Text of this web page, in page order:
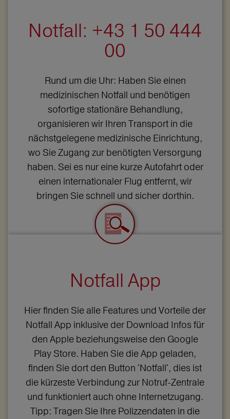
Notfall: +43 1 50 444
00
Rund um die Uhr: Haben Sie einen
medizinischen Notfall und benötigen
sofortige stationäre Behandlung,
organisieren wir Ihren Transport in die
nächstgelegene medizinische Einrichtung,
wo Sie Zugang zur benötigten Versorgung
haben. Sei es nur eine kurze Autofahrt oder
einen internationaler Flug entfernt, wir
bringen Sie schnell und sicher dorthin.
Notfall App
Hier finden Sie alle Features und Vorteile der
Notfall App inklusive der Download Infos für
den Apple beziehungsweise den Google
Play Store. Haben Sie die App geladen,
finden Sie dort den Button 'Notfall', dies ist
die kürzeste Verbindung zur Notruf-Zentrale
und funktioniert auch ohne Internetzugang.
Tipp: Tragen Sie Ihre Polizzendaten in die